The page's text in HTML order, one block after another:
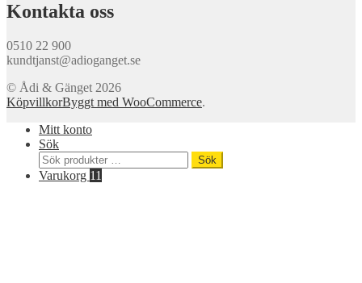
Kontakta oss
0510 22 900
kundtjanst@adioganget.se
© Ådi & Gänget 2026
KöpvillkorByggt med WooCommerce.
Mitt konto
Sök
Sök
efter:
Sök
Varukorg 11